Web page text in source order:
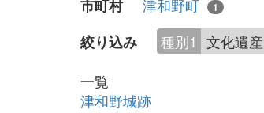
市町村 津和野町 1
絞り込み 種別1 文化遺産
一覧
津和野城跡